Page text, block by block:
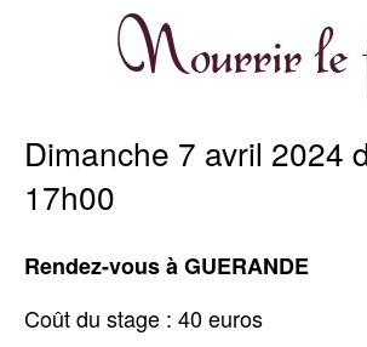
Nourrir le
Dimanche 7 avril 2024
17h00
Rendez-vous à GUERANDE
Coût du stage : 40 euros